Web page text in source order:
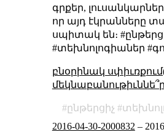
գրքեր,
որ այդ էկրանները
սպիտակ են։
#տեխնոլոգիաներ
բնօրինակ
ընթերցիչ
2016-04-30-2000832 –